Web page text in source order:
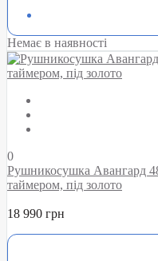
Немає в наявності
0
Рушникосушка Авангард
таймером, під золото
18 990 грн